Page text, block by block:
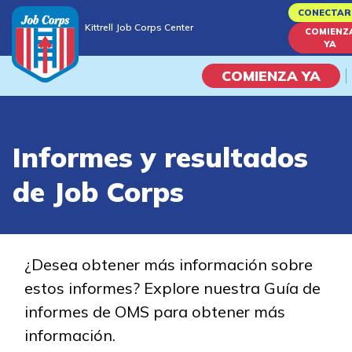
to
content
Kittrell Job Corps Center
YA
COMIENZA YA
Vida En El Campus
Habilidades académicas
Estudiar
Programas de
Informes y resultados
de Job Corps
¿Desea obtener más información sobre
estos informes? Explore nuestra Guía de
informes de OMS para obtener más
información.